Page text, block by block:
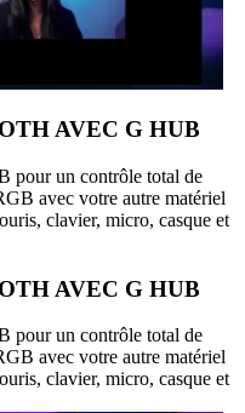
AVEC G HUB
pour un contrôle total de
avec votre autre matériel
clavier, micro, casque et
AVEC G HUB
pour un contrôle total de
avec votre autre matériel
clavier, micro, casque et